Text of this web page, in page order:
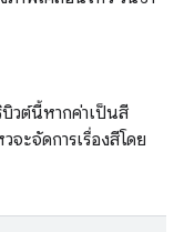
วต์นี้หากค่าเป็นสี
จะจัดการเรื่องสีโดย